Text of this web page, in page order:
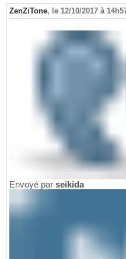
ZenZiTone, le 12/10/2017 à
Envoyé par seikida